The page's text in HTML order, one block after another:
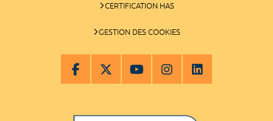
CERTIFICATION HAS
GESTION DES COOKIES